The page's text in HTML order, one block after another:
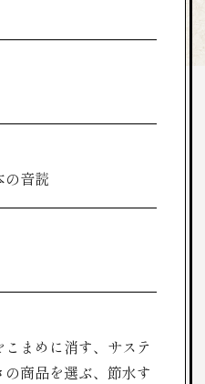
の音読
まめに消す、サステ
商品を選ぶ、節水す